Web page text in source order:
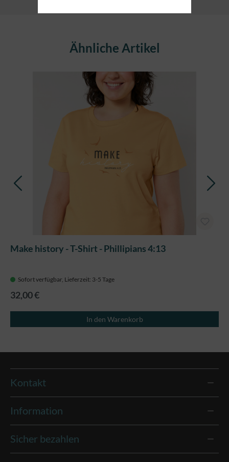
Produktgalerie überspringenÄhnliche Artikel
Make history - T-Shirt - Phillipians 4:13
Sofort verfügbar, Lieferzeit: 3-5 Tage
32,00 €
In den Warenkorb
Kontakt
Information
Sicher bezahlen